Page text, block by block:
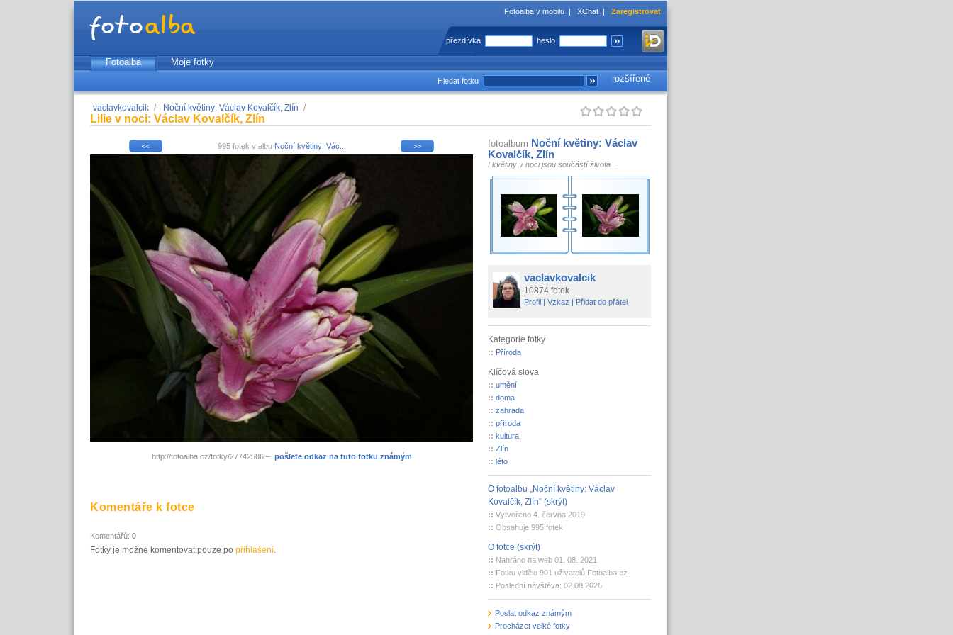
Fotoalba v mobilu | XChat | Zaregistrovat
přezdívka heslo
Fotoalba
Moje fotky
rozšířené
Hledat fotku
vaclavkovalcik / Noční květiny: Václav Kovalčík, Zlín /
Lilie v noci: Václav Kovalčík, Zlín
995 fotek v albu Noční květiny: Vác...
http://fotoalba.cz/fotky/27742586 – pošlete odkaz na tuto fotku známým
Komentáře k fotce
Komentářů: 0
Fotky je možné komentovat pouze po přihlášení.
fotoalbum Noční květiny: Václav
Kovalčík, Zlín
I květiny v noci jsou součástí života...
vaclavkovalcik
10874 fotek
Profil| Vzkaz | Přidat do přátel
Kategorie fotky
:: Příroda
Klíčová slova
:: umění
:: doma
:: zahrada
:: příroda
:: kultura
:: Zlín
:: léto
O fotoalbu „Noční květiny: Václav
Kovalčík, Zlín“ (skrýt)
:: Vytvořeno 4. června 2019
:: Obsahuje 995 fotek
O fotce (skrýt)
:: Nahráno na web 01. 08. 2021
:: Fotku vidělo 901 uživatelů Fotoalba.cz
:: Poslední návštěva: 02.08.2026
Poslat odkaz známým
Procházet velké fotky